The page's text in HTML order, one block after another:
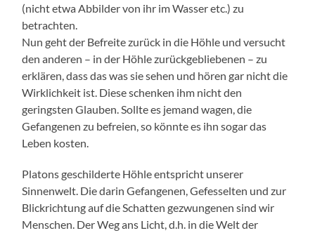
(nicht etwa Abbilder von ihr im Wasser etc.) zu
betrachten.
Nun geht der Befreite zurück in die Höhle und versucht
den anderen – in der Höhle zurückgebliebenen – zu
erklären, dass das was sie sehen und hören gar nicht die
Wirklichkeit ist. Diese schenken ihm nicht den
geringsten Glauben. Sollte es jemand wagen, die
Gefangenen zu befreien, so könnte es ihn sogar das
Leben kosten.
Platons geschilderte Höhle entspricht unserer
Sinnenwelt. Die darin Gefangenen, Gefesselten und zur
Blickrichtung auf die Schatten gezwungenen sind wir
Menschen. Der Weg ans Licht, d.h. in die Welt der